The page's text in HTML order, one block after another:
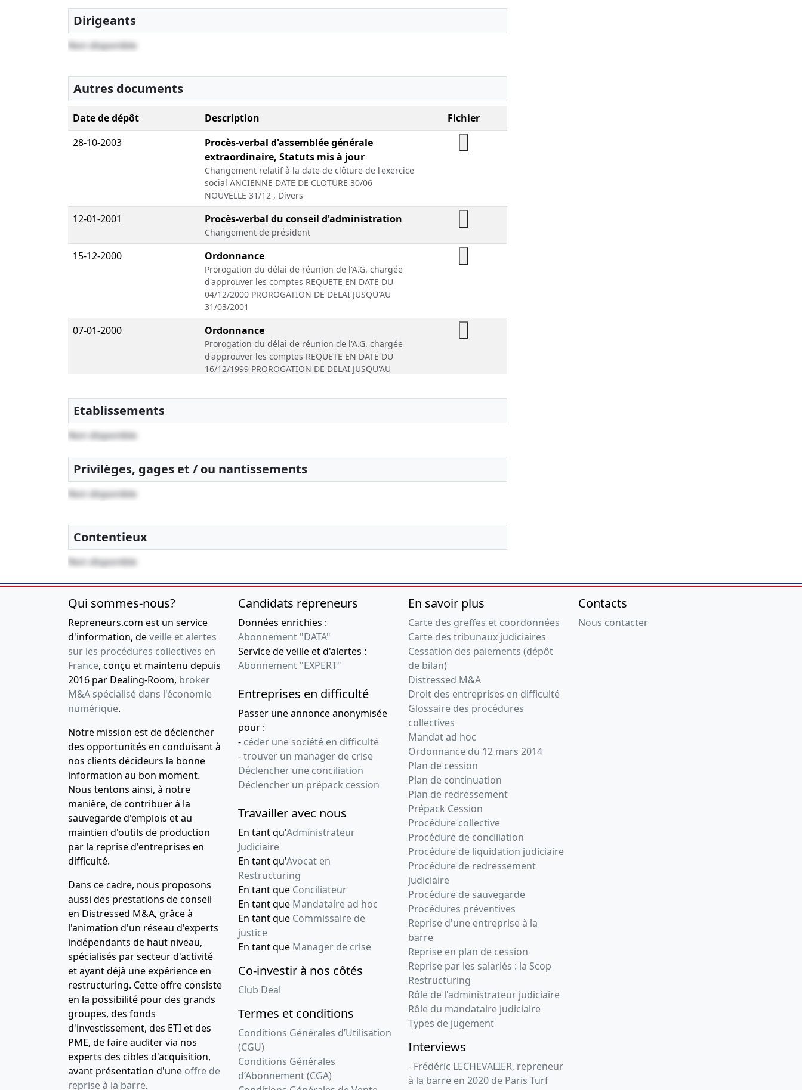
Dirigeants
Non disponible
Autres documents
Date de dépôt Description
Fichier
28-10-2003
Procès-verbal d'assemblée générale
extraordinaire, Statuts mis à jour
Changement relatif à la date de clôture de l'exercice
social ANCIENNE DATE DE CLOTURE 30/06
NOUVELLE 31/12 , Divers
12-01-2001 Procès-verbal du conseil d'administration
Changement de président
15-12-2000 Ordonnance
Prorogation du délai de réunion de l'A.G. chargée
d'approuver les comptes REQUETE EN DATE DU
04/12/2000 PROROGATION DE DELAI JUSQU'AU
31/03/2001
07-01-2000 Ordonnance
Prorogation du délai de réunion de l'A.G. chargée
d'approuver les comptes REQUETE EN DATE DU
16/12/1999 PROROGATION DE DELAI JUSQU'AU
15-02-1999
21-06-1996 Divers
Renouvellement(s) de mandat(s) d'administrateur(s)
14-09-1994
09-07-1993
Divers
Etablissements
Non disponible
Privilèges, gages et / ou nantissements
Non disponible
Contentieux
Non disponible
Qui sommes-nous?
Repreneurs.com est un service
d'information, deveille et alertes
sur les procédures collectives en
France, conçu et maintenu depuis
2016 par Dealing-Room, broker
M&A spécialisé dans l'économie
numérique.
Notre mission est de déclencher
des opportunités en conduisant à
nos clients décideurs la bonne
information au bon moment.
Nous tentons ainsi, à notre
manière, de contribuer à la
sauvegarde d'emplois et au
maintien d'outils de production
par la reprise d'entreprises en
difficulté.
Dans ce cadre, nous proposons
aussi des prestations de conseil
en Distressed M&A, grâce à
l'animation d'un réseau d'experts
indépendants de haut niveau,
spécialisés par secteur d'activité
et ayant déjà une expérience en
restructuring. Cette offre consiste
en la possibilité pour des grands
groupes, des fonds
d'investissement, des ETI et des
PME, de faire auditer via nos
experts des cibles d'acquisition,
avant présentation d'une offre de
reprise à la barre.
Candidats repreneurs
Données enrichies :
Abonnement "DATA"
Service de veille et d'alertes :
Abonnement "EXPERT"
Entreprises en difficulté
Passer une annonce anonymisée
pour :
- céder une société en difficulté
-trouver un manager de crise
Déclencher une conciliation
Déclencher un prépack cession
Travailler avec nous
En tant qu'Administrateur
Judiciaire
En tant qu'Avocat en
Restructuring
En tant que Conciliateur
En tant que Mandataire ad hoc
En tant que Commissaire de
justice
En tant que Manager de crise
Co-investir à nos côtés
Club Deal
Termes et conditions
Conditions Générales d’Utilisation
(CGU)
Conditions Générales
d’Abonnement (CGA)
En savoir plus
Carte des greffes et coordonnées
Carte des tribunaux judiciaires
Cessation des paiements (dépôt
de bilan)
Distressed M&A
Droit des entreprises en difficulté
Glossaire des procédures
collectives
Mandat ad hoc
Ordonnance du 12 mars 2014
Plan de cession
Plan de continuation
Plan de redressement
Prépack Cession
Procédure collective
Procédure de conciliation
Procédure de liquidation judiciaire
Procédure de redressement
judiciaire
Procédure de sauvegarde
Procédures préventives
Reprise d'une entreprise à la
barre
Reprise en plan de cession
Reprise par les salariés : la Scop
Restructuring
Rôle de l'administrateur judiciaire
Rôle du mandataire judiciaire
Types de jugement
Interviews
- Frédéric LECHEVALIER, repreneur
à la barre en 2020 de Paris Turf
Contacts
Nous contacter